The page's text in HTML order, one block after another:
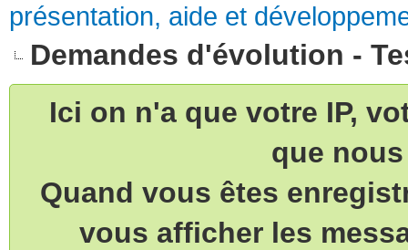
présentation, aide et
Demandes d'évolution -
Ici on n'a que votre IP,
que
Quand vous êtes
vous afficher les